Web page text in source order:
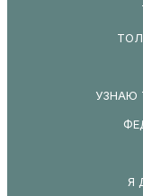
УЗНАЮ
Я